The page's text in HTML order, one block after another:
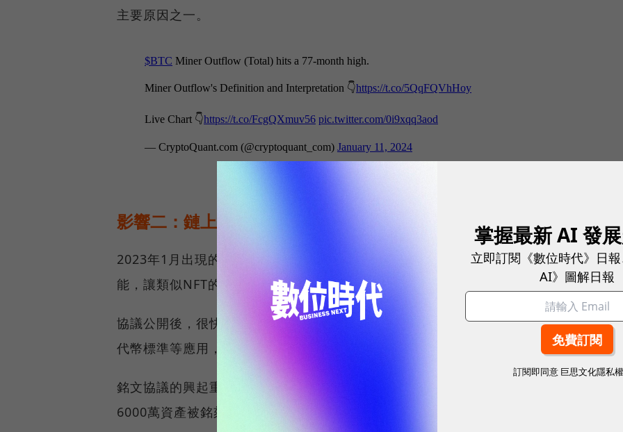
主要原因之一。
影響二：鏈上活動增加
2023年1月出現的銘文協議（ordinals），讓比特幣也可以透過夾帶圖片、文字等功
能，讓類似NFT的資產放在比特幣區塊鏈上，進而創造出「比特幣NFT」。
協議公開後，很快就引起社群的討論，之後其他發開人員也以此為根據，建立了BRC-
代幣標準等應用，讓比特幣也能「發幣」，各種創新應用讓銘文數量不斷創下新高。
銘文協議的興起重新帶起了比特幣的鏈上活動，根據數據平台Dune顯示，目前已有超
6000萬資產被銘刻，並產生超過2億美元的交易費用。
掌握最新 AI 發
立即訂閱《數位時代》日
AI》圖解日報
訂閱即同意 巨思文化隱私